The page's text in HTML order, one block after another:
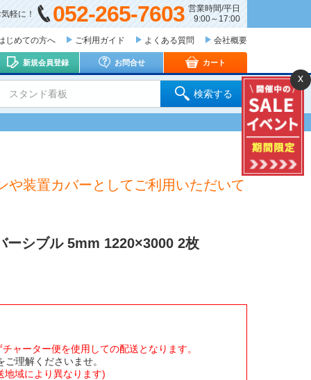
軽に！ 052-265-7603 営業時間/平日
9:00～17:00
じめての方へ ご利用ガイド よくある質問 会社概要
新規会員登録 お問合せ カート
スタンド看板 検索する
や装置カバーとしてご利用いただいて
ーシブル 5mm 1220×3000 2枚
ャーター便を使用しての配送となります。
理解くださいませ。
域により異なります)
x